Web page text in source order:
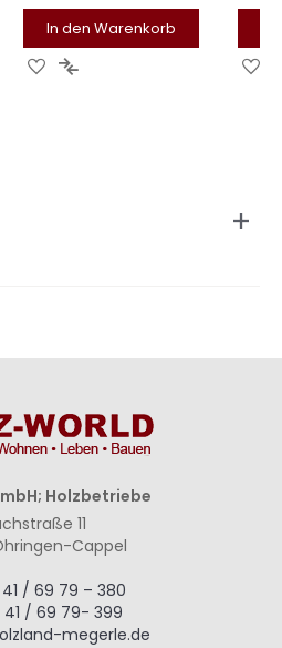
In den Warenkorb
Zur Zur
Holzbetriebe
11
Cappel
/ 69 79 – 380
41 / 69 79- 399
megerle.de